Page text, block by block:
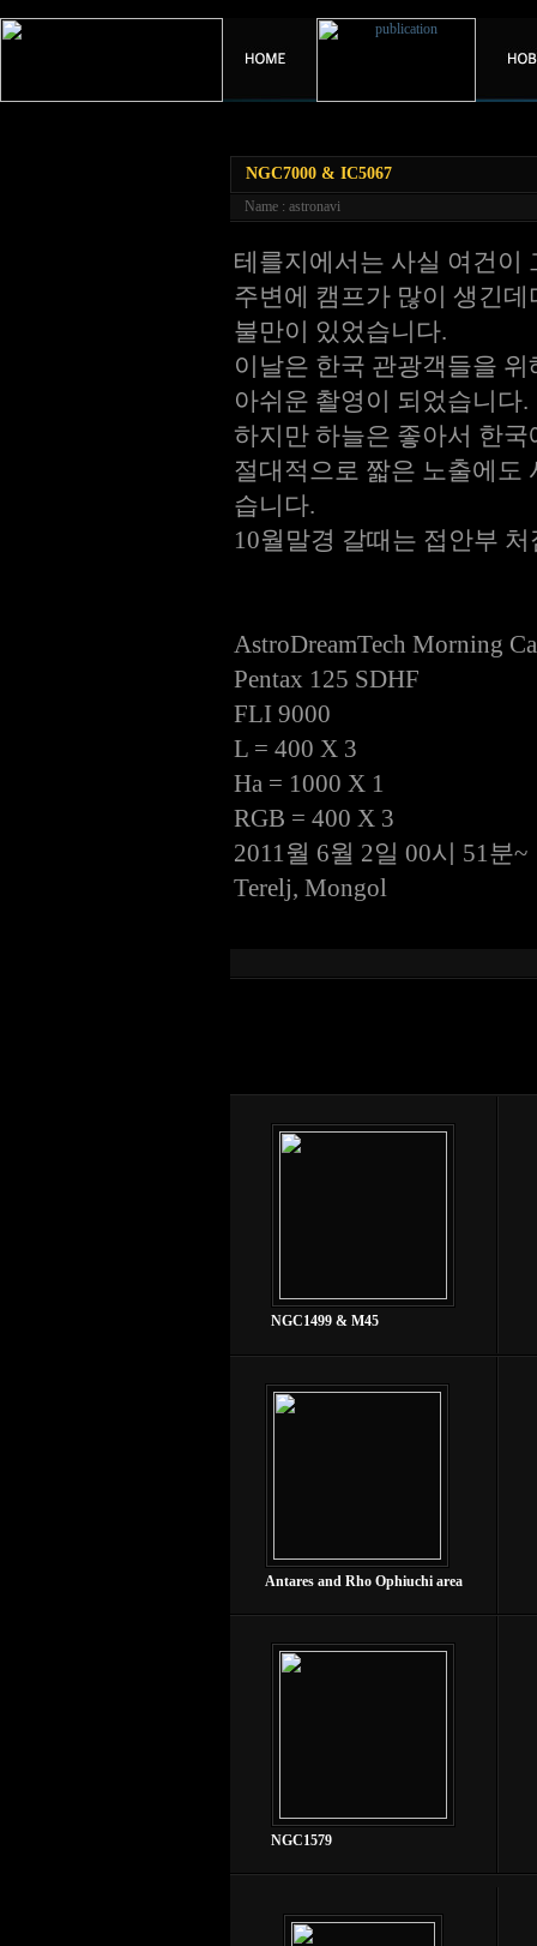
NGC7000 & IC5067
Name : astronavi
테를지에서는 사실 여건이
주변에 캠프가 많이 생긴
불만이 있었습니다.
이날은 한국 관광객들을
아쉬운 촬영이 되었습니다.
하지만 하늘은 좋아서 한
절대적으로 짧은 노출에도
습니다.
10월말경 갈때는 접안부
AstroDreamTech Morning
Pentax 125 SDHF
FLI 9000
L = 400 X 3
Ha = 1000 X 1
RGB = 400 X 3
2011월 6월 2일 00시 51분~
Terelj, Mongol
NGC1499 & M45
Antares and Rho Ophiuchi area
NGC1579